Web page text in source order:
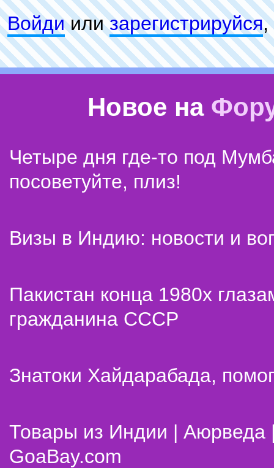
Войдиилизарeгиcтpируйся,
Новое на
Четыре дня где-то под
посоветуйте, плиз!
Визы в Индию: новости и
Пакистан конца 1980х
гражданина СССР
Знатоки Хайдарабада,
Товары из Индии | Аюрведа
GoaBay.com